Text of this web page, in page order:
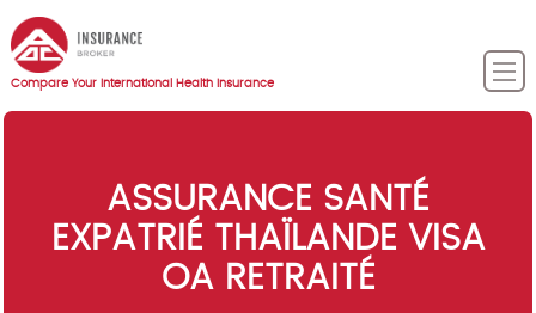
Compare Your International Health Insurance
ASSURANCE SANTÉ
EXPATRIÉ THAÏLANDE VISA
OA RETRAITÉ